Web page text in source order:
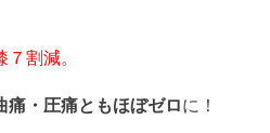
割減。
痛・圧痛ともほぼゼロに！